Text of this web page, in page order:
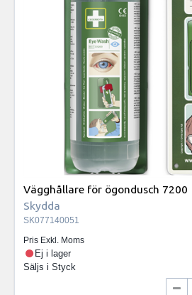
Vägghållare för ögondusch 7200
Skydda
SK077140051
Pris Exkl. Moms
Ej i lager
Säljs i Styck